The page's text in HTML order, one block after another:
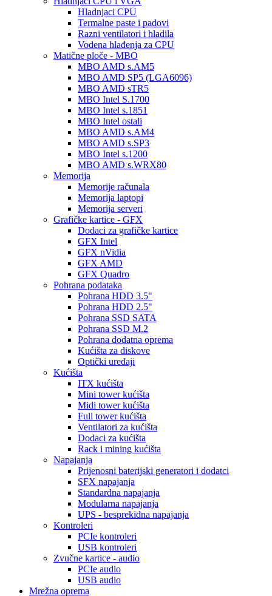
Hladnjaci CPU
Termalne paste i padovi
Razni ventilatori i hladila
Vodena hlađenja za CPU
Matične ploče - MBO
MBO AMD s.AM5
MBO AMD SP5 (LGA6096)
MBO AMD sTR5
MBO Intel S.1700
MBO Intel s.1851
MBO Intel ostali
MBO AMD s.AM4
MBO AMD s.SP3
MBO Intel s.1200
MBO AMD s.WRX80
Memorija
Memorije računala
Memorija laptopi
Memorija serveri
Grafičke kartice - GFX
Dodaci za grafičke kartice
GFX Intel
GFX nVidia
GFX AMD
GFX Quadro
Pohrana podataka
Pohrana HDD 3.5"
Pohrana HDD 2.5"
Pohrana SSD SATA
Pohrana SSD M.2
Pohrana dodatna oprema
Kućišta za diskove
Optički uređaji
Kućišta
ITX kućišta
Mini tower kućišta
Midi tower kućišta
Full tower kućišta
Ventilatori za kućišta
Dodaci za kućišta
Rack i mining kućišta
Napajanja
Prijenosni baterijski generatori i dodatci
SFX napajanja
Standardna napajanja
Modularna napajanja
UPS - besprekidna napajanja
Kontroleri
PCIe kontroleri
USB kontroleri
Zvučne kartice - audio
PCIe audio
USB audio
Mrežna oprema